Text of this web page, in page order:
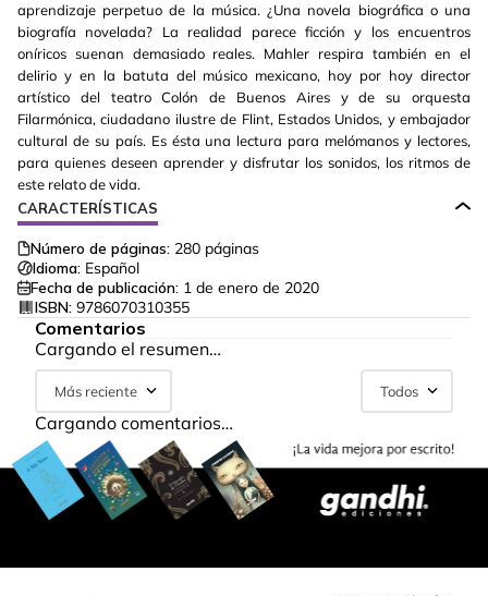
aprendizaje perpetuo de la música. ¿Una novela biográfica o una
biografía novelada? La realidad parece ficción y los encuentros
oníricos suenan demasiado reales. Mahler respira también en el
delirio y en la batuta del músico mexicano, hoy por hoy director
artístico del teatro Colón de Buenos Aires y de su orquesta
Filarmónica, ciudadano ilustre de Flint, Estados Unidos, y embajador
cultural de su país. Es ésta una lectura para melómanos y lectores,
para quienes deseen aprender y disfrutar los sonidos, los ritmos de
este relato de vida.
CARACTERÍSTICAS
Número de páginas: 280 páginas
Idioma: Español
Fecha de publicación: 1 de enero de 2020
ISBN: 9786070310355
Comentarios
Cargando el resumen…
Más reciente Todos
Cargando comentarios…